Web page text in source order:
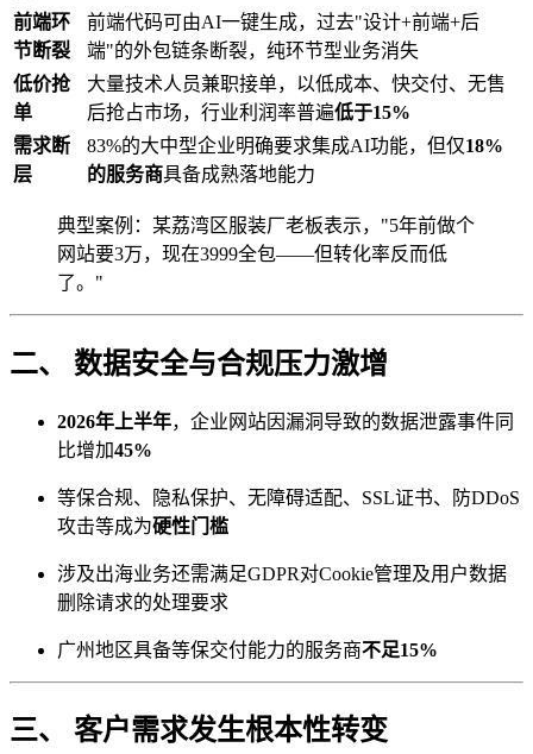
前端环
节断裂
前端代码可由AI一键生成，过去"设计+前端+后
端"的外包链条断裂，纯环节型业务消失
低价抢
单
大量技术人员兼职接单，以低成本、快交付、无售
后抢占市场，行业利润率普遍低于15%
需求断
层
83%的大中型企业明确要求集成AI功能，但仅18%
的服务商具备成熟落地能力
典型案例：某荔湾区服装厂老板表示，"5年前做个
网站要3万，现在3999全包——但转化率反而低
了。"
二、 数据安全与合规压力激增
2026年上半年，企业网站因漏洞导致的数据泄露事件同
比增加45%
等保合规、隐私保护、无障碍适配、SSL证书、防DDoS
攻击等成为硬性门槛
涉及出海业务还需满足GDPR对Cookie管理及用户数据
删除请求的处理要求
广州地区具备等保交付能力的服务商不足15%
三、 客户需求发生根本性转变